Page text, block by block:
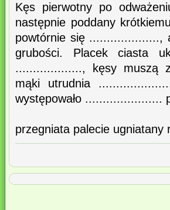
Kęs pierwotny po
następnie poddany
powtórnie się ....................,
grubości. Placek ciasta
..................., kęsy muszą
mąki utrudnia
występowało ......................
przegniata palecie ugniatany